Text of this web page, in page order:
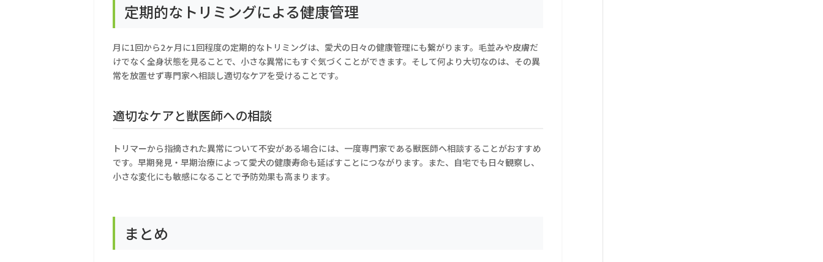
定期的なトリミングによる健康管理
月に1回から2ヶ月に1回程度の定期的なトリミングは、愛犬の日々の健康管理にも繋がります。毛並みや皮膚だ
けでなく全身状態を見ることで、小さな異常にもすぐ気づくことができます。そして何より大切なのは、その異
常を放置せず専門家へ相談し適切なケアを受けることです。
適切なケアと獣医師への相談
トリマーから指摘された異常について不安がある場合には、一度専門家である獣医師へ相談することがおすすめ
です。早期発見・早期治療によって愛犬の健康寿命も延ばすことにつながります。また、自宅でも日々観察し、
小さな変化にも敏感になることで予防効果も高まります。
まとめ